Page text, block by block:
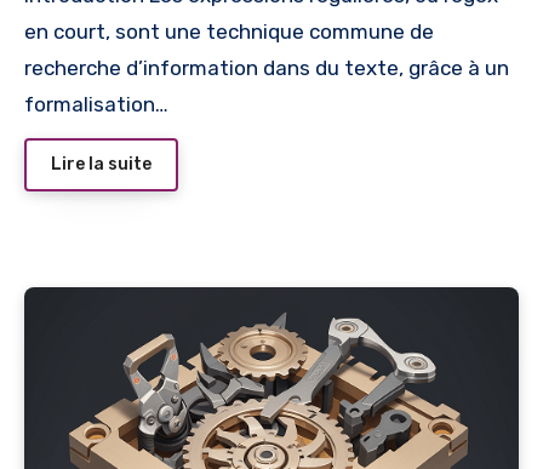
en court, sont une technique commune de
recherche d’information dans du texte, grâce à un
formalisation…
Lire la suite